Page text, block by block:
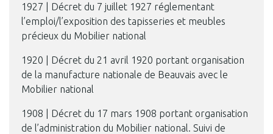
1927 | Décret du 7 juillet 1927 réglementant
l’emploi/l’exposition des tapisseries et meubles
précieux du Mobilier national
1920 | Décret du 21 avril 1920 portant organisation
de la manufacture nationale de Beauvais avec le
Mobilier national
1908 | Décret du 17 mars 1908 portant organisation
de l’administration du Mobilier national. Suivi de